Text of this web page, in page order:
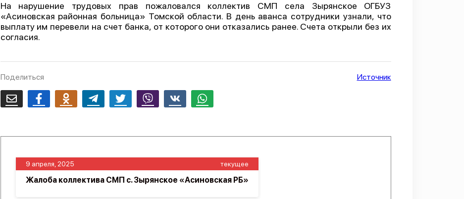
На нарушение трудовых прав пожаловался коллектив СМП села Зырянское ОГБУЗ
«Асиновская районная больница» Томской области. В день аванса сотрудники узнали, что
выплату им перевели на счет банка, от которого они отказались ранее. Счета открыли без их
согласия.
Поделиться
Email FacebookOdnoklassnikiTelegram Twitter Viber Whatsapp
Источник
9 апреля, 2025 текущее
Жалоба коллектива СМП с. Зырянское «Асиновская РБ»